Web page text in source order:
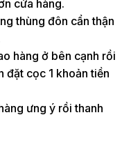
cửa hàng.
thùng đôn cẩn thận
hàng ở bên cạnh rồi
đặt cọc 1 khoản tiền
ưng ý rồi thanh